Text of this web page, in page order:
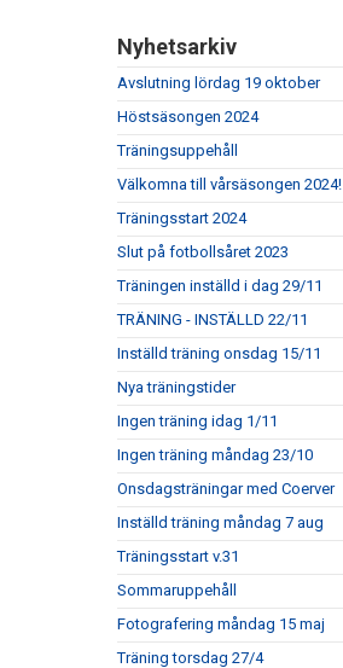
Nyhetsarkiv
Avslutning lördag 19 oktober
Höstsäsongen 2024
Träningsuppehåll
Välkomna till vårsäsongen 2024!
Träningsstart 2024
Slut på fotbollsåret 2023
Träningen inställd i dag 29/11
TRÄNING - INSTÄLLD 22/11
Inställd träning onsdag 15/11
Nya träningstider
Ingen träning idag 1/11
Ingen träning måndag 23/10
Onsdagsträningar med Coerver
Inställd träning måndag 7 aug
Träningsstart v.31
Sommaruppehåll
Fotografering måndag 15 maj
Träning torsdag 27/4